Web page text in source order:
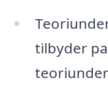
tilbyder